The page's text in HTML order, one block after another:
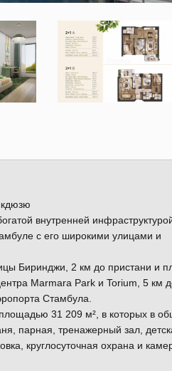
внутренней
с его широкими улицами и
Биринджи, 2 км до пристани и
Marmara Park и Torium, 5 км
Стамбула.
31 209 м², в которых в
парная, тренажерный зал,
круглосуточная охрана и